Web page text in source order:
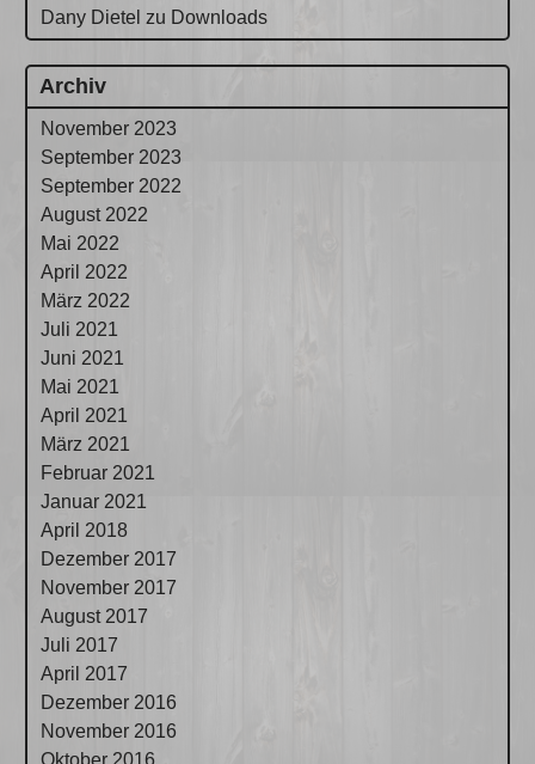
Dany Dietel zu Downloads
Archiv
November 2023
September 2023
September 2022
August 2022
Mai 2022
April 2022
März 2022
Juli 2021
Juni 2021
Mai 2021
April 2021
März 2021
Februar 2021
Januar 2021
April 2018
Dezember 2017
November 2017
August 2017
Juli 2017
April 2017
Dezember 2016
November 2016
Oktober 2016